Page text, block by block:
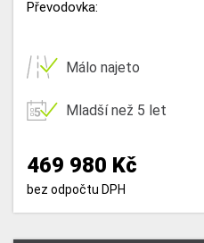
Převodovka:
Málo najeto
Mladší než 5 let
469 980 Kč
bez odpočtu DPH